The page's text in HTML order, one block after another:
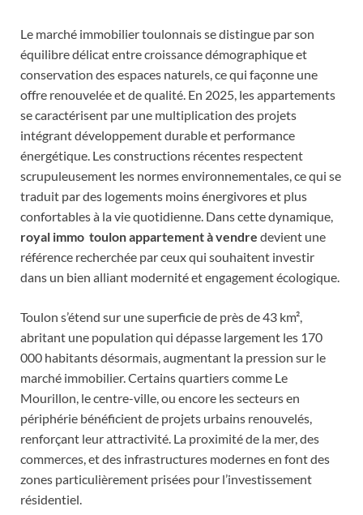
Le marché immobilier toulonnais se distingue par son
équilibre délicat entre croissance démographique et
conservation des espaces naturels, ce qui façonne une
offre renouvelée et de qualité. En 2025, les appartements
se caractérisent par une multiplication des projets
intégrant développement durable et performance
énergétique. Les constructions récentes respectent
scrupuleusement les normes environnementales, ce qui se
traduit par des logements moins énergivores et plus
confortables à la vie quotidienne. Dans cette dynamique,
royal immo toulon appartement à vendre devient une
référence recherchée par ceux qui souhaitent investir
dans un bien alliant modernité et engagement écologique.
Toulon s’étend sur une superficie de près de 43 km²,
abritant une population qui dépasse largement les 170
000 habitants désormais, augmentant la pression sur le
marché immobilier. Certains quartiers comme Le
Mourillon, le centre-ville, ou encore les secteurs en
périphérie bénéficient de projets urbains renouvelés,
renforçant leur attractivité. La proximité de la mer, des
commerces, et des infrastructures modernes en font des
zones particulièrement prisées pour l’investissement
résidentiel.